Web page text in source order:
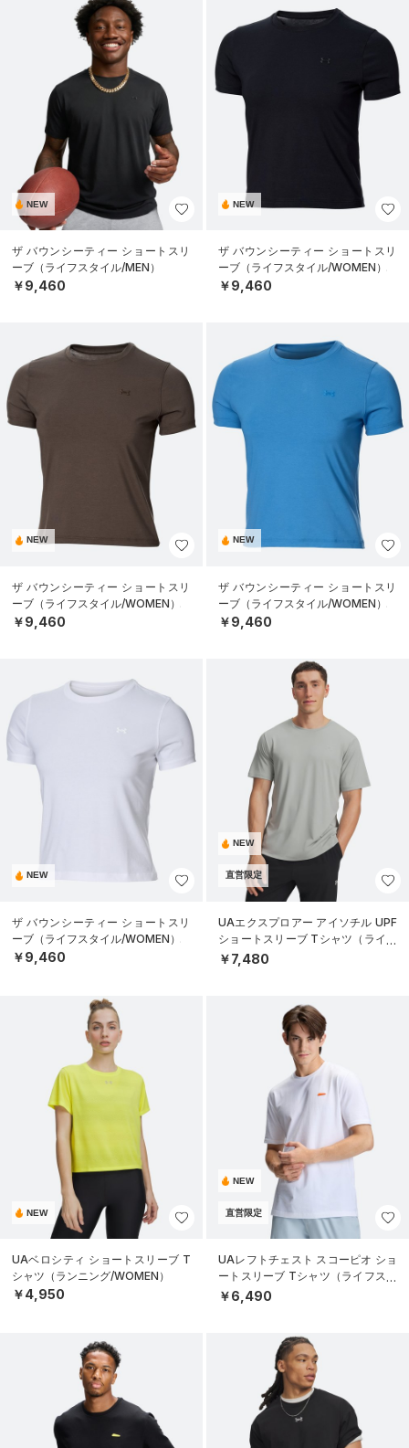
NEW
ザ バウンシーティー ショートスリ
ーブ（ライフスタイル/MEN）
￥9,460
NEW
ザ バウンシーティー ショートスリ
ーブ（ライフスタイル/WOMEN）
￥9,460
NEW
ザ バウンシーティー ショートスリ
ーブ（ライフスタイル/WOMEN）
￥9,460
NEW
ザ バウンシーティー ショートスリ
ーブ（ライフスタイル/WOMEN）
￥9,460
NEW
ザ バウンシーティー ショートスリ
ーブ（ライフスタイル/WOMEN）
￥9,460
NEW
直営限定
UAエクスプロアー アイソチル UPF
ショートスリーブ Tシャツ（ライフ
スタイル/MEN）
￥7,480
NEW
UAベロシティ ショートスリーブ T
シャツ（ランニング/WOMEN）
￥4,950
NEW
直営限定
UAレフトチェスト スコーピオ ショ
ートスリーブ Tシャツ（ライフスタ
イル/MEN）
￥6,490